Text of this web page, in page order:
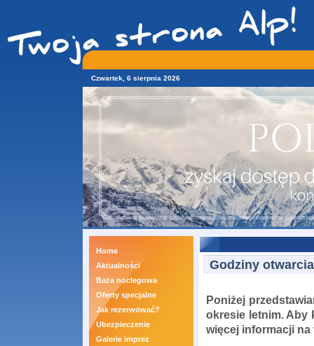
Czwartek, 6 sierpnia 2026
Home
Aktualności
Baza noclegowa
Oferty specjalne
Jak rezerwować?
Ubezpieczenie
Galerie imprez
Godziny
Poniżej
okresie letnim. Aby
więcej informacji